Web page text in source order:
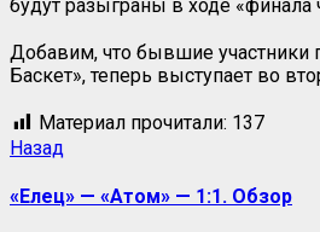
будут разыграны в ходе «финала
Добавим, что бывшие участники
Баскет», теперь выступает во
Материал прочитали: 137
Назад
«Елец» — «Атом» — 1:1. Обзор